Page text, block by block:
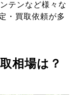
テンなど様々な
・買取依頼が多
相場は？